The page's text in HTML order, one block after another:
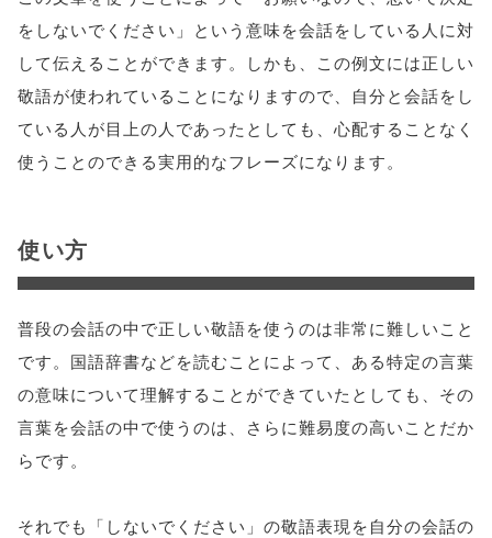
をしないでください」という意味を会話をしている人に対
して伝えることができます。しかも、この例文には正しい
敬語が使われていることになりますので、自分と会話をし
ている人が目上の人であったとしても、心配することなく
使うことのできる実用的なフレーズになります。
使い方
普段の会話の中で正しい敬語を使うのは非常に難しいこと
です。国語辞書などを読むことによって、ある特定の言葉
の意味について理解することができていたとしても、その
言葉を会話の中で使うのは、さらに難易度の高いことだか
らです。
それでも「しないでください」の敬語表現を自分の会話の